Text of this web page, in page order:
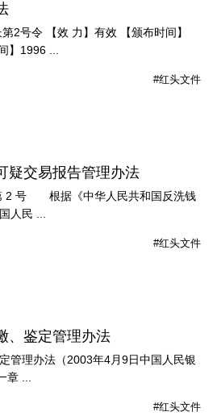
2号令 【效 力】有效 【颁布时间】
】1996 ...
#红头文件
疑交易报告管理办法
2 号 根据《中华人民共和国反洗钱
人民 ...
#红头文件
、鉴定管理办法
管理办法（2003年4月9日中国人民银
...
#红头文件